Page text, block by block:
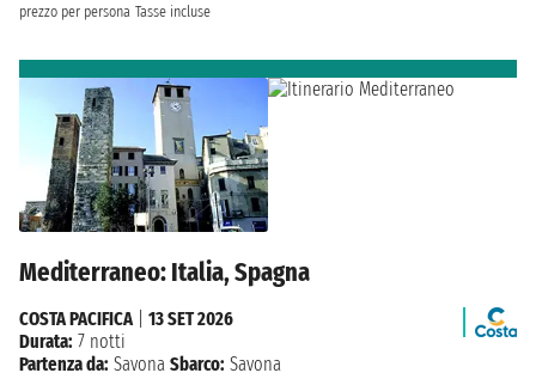
prezzo per persona Tasse incluse
Mediterraneo: Italia, Spagna
COSTA PACIFICA| 13 SET 2026
Durata: 7 notti
Partenza da: Savona Sbarco: Savona